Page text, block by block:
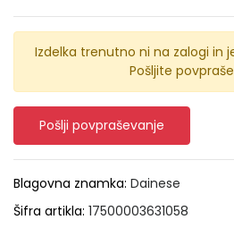
Izdelka trenutno ni na zalogi in
Pošljite
Pošlji povpraševanje
Blagovna znamka: Dainese
Šifra artikla: 17500003631058